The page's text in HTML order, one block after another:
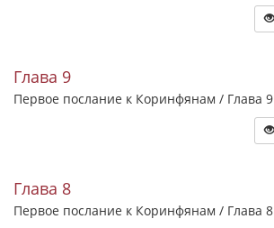
Глава 9
Первое послание к Коринфянам / Глава 9
Глава 8
Первое послание к Коринфянам / Глава 8